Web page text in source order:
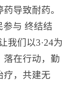
导致耐药。
参与 终结结
我们以3·24为
落在行动，勤
疗，共建无